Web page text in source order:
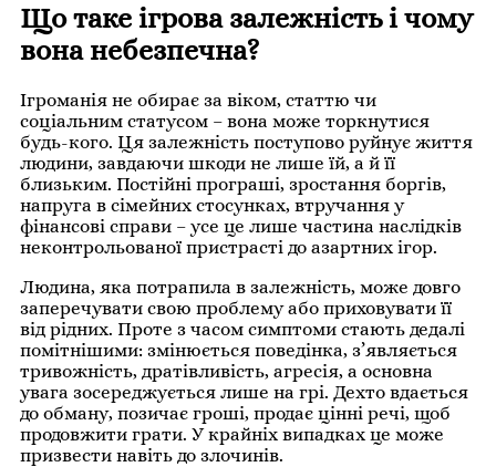
Що таке ігрова залежність і чому
вона небезпечна?
Ігроманія не обирає за віком, статтю чи
соціальним статусом – вона може торкнутися
будь-кого. Ця залежність поступово руйнує життя
людини, завдаючи шкоди не лише їй, а й її
близьким. Постійні програші, зростання боргів,
напруга в сімейних стосунках, втручання у
фінансові справи – усе це лише частина наслідків
неконтрольованої пристрасті до азартних ігор.
Людина, яка потрапила в залежність, може довго
заперечувати свою проблему або приховувати її
від рідних. Проте з часом симптоми стають дедалі
помітнішими: змінюється поведінка, з’являється
тривожність, дратівливість, агресія, а основна
увага зосереджується лише на грі. Дехто вдається
до обману, позичає гроші, продає цінні речі, щоб
продовжити грати. У крайніх випадках це може
призвести навіть до злочинів.